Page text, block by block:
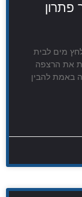
פתרון
מים לבית
את הרצפה
באמת להבין